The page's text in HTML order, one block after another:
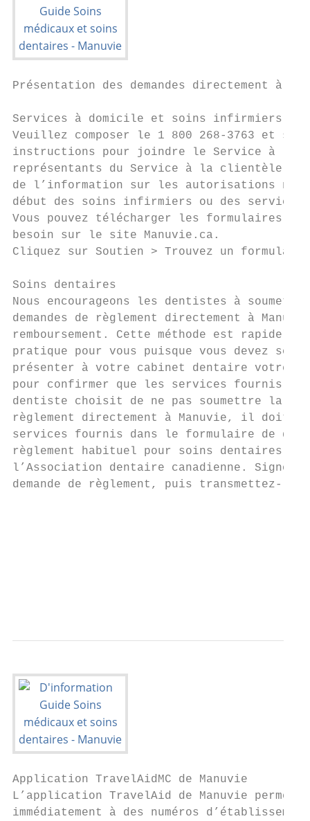
Présentation des demandes directement à
Services à domicile et soins
Veuillez composer le 1 800 268-3763 et
instructions pour joindre le Service à la
représentants du Service à la clientèle
de l’information sur les autorisations
début des soins infirmiers ou des
Vous pouvez télécharger les formulaires
besoin sur le site Manuvie.ca.
Cliquez sur Soutien > Trouvez un
Soins dentaires
Nous encourageons les dentistes à
demandes de règlement directement à
remboursement. Cette méthode est
pratique pour vous puisque vous devez
présenter à votre cabinet dentaire votre
pour confirmer que les services fournis
dentiste choisit de ne pas soumettre la
règlement directement à Manuvie, il doit
services fournis dans le formulaire de
règlement habituel pour soins dentaires
l’Association dentaire canadienne.
demande de règlement, puis transmettez-
Application TravelAidMC de Manuvie
L’application TravelAid de Manuvie permet
immédiatement à des numéros